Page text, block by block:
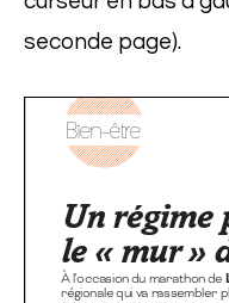
seconde page).